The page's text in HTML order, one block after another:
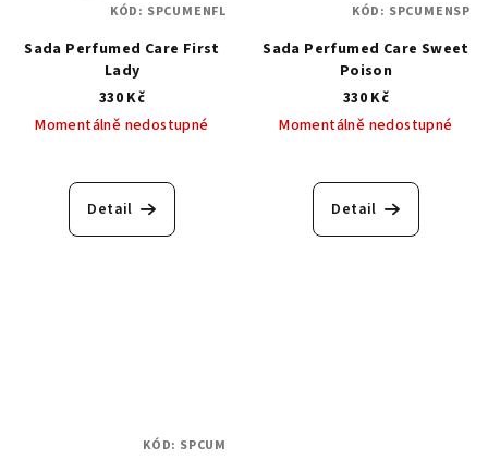
Sada Perfumed Care First
Lady
330 Kč
Momentálně nedostupné
Detail
KÓD: SPCUMENFL
Sada Perfumed Care Sweet
Poison
330 Kč
Momentálně nedostupné
Detail
KÓD: SPCUMENSP
KÓD: SPCUM